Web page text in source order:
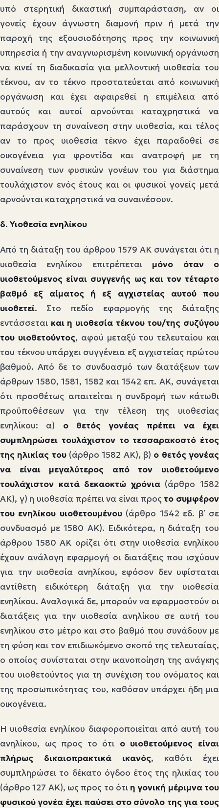
υπό στερητική δικαστική συμπαράσταση, αν οι
γονείς έχουν άγνωστη διαμονή πριν ή μετά την
παροχή της εξουσιοδότησης προς την κοινωνική
υπηρεσία ή την αναγνωρισμένη κοινωνική οργάνωση
να κινεί τη διαδικασία για μελλοντική υιοθεσία του
τέκνου, αν το τέκνο προστατεύεται από κοινωνική
οργάνωση και έχει αφαιρεθεί η επιμέλεια από
αυτούς και αυτοί αρνούνται καταχρηστικά να
παράσχουν τη συναίνεση στην υιοθεσία, και τέλος
αν το προς υιοθεσία τέκνο έχει παραδοθεί σε
οικογένεια για φροντίδα και ανατροφή με τη
συναίνεση των φυσικών γονέων του για διάστημα
τουλάχιστον ενός έτους και οι φυσικοί γονείς μετά
αρνούνται καταχρηστικά να συναινέσουν.
δ. Υιοθεσία ενηλίκου
Από τη διάταξη του άρθρου 1579 ΑΚ συνάγεται ότι η
υιοθεσία ενηλίκου επιτρέπεται μόνο όταν ο
υιοθετούμενος είναι συγγενής ως και τον τέταρτο
βαθμό εξ αίματος ή εξ αγχιστείας αυτού που
υιοθετεί. Στο πεδίο εφαρμογής της διάταξης
εντάσσεται και η υιοθεσία τέκνου του/της συζύγου
του υιοθετούντος, αφού μεταξύ του τελευταίου και
του τέκνου υπάρχει συγγένεια εξ αγχιστείας πρώτου
βαθμού. Από δε το συνδυασμό των διατάξεων των
άρθρων 1580, 1581, 1582 και 1542 επ. ΑΚ, συνάγεται
ότι προσθέτως απαιτείται η συνδρομή των κάτωθι
προϋποθέσεων για την τέλεση της υιοθεσίας
ενηλίκου: α) ο θετός γονέας πρέπει να έχει
συμπληρώσει τουλάχιστον το τεσσαρακοστό έτος
της ηλικίας του(άρθρο 1582 ΑΚ), β) ο θετός γονέας
να είναι μεγαλύτερος από τον υιοθετούμενο
τουλάχιστον κατά δεκαοκτώ χρόνια(άρθρο 1582
ΑΚ), γ) η υιοθεσία πρέπει να είναι προς το συμφέρον
του ενηλίκου υιοθετουμένου(άρθρο 1542 εδ. β΄ σε
συνδυασμό με 1580 ΑΚ). Ειδικότερα, η διάταξη του
άρθρου 1580 ΑΚ ορίζει ότι στην υιοθεσία ενηλίκου
έχουν ανάλογη εφαρμογή οι διατάξεις που ισχύουν
για την υιοθεσία ανηλίκου, εφόσον δεν υφίσταται
αντίθετη ειδικότερη διάταξη για την υιοθεσία
ενηλίκου. Αναλογικά δε, μπορούν να εφαρμοστούν οι
διατάξεις για την υιοθεσία ανηλίκου σε αυτή του
ενηλίκου στο μέτρο και στο βαθμό που συνάδουν με
τη φύση και τον επιδιωκόμενο σκοπό της τελευταίας,
ο οποίος συνίσταται στην ικανοποίηση της ανάγκης
του υιοθετούντος για τη συνέχιση του ονόματος και
της προσωπικότητας του, καθόσον υπάρχει ήδη μια
οικογένεια.
Η υιοθεσία ενηλίκου διαφοροποιείται από αυτή του
ανηλίκου, ως προς το ότι ο υιοθετούμενος είναι
πλήρως δικαιοπρακτικά ικανός, καθότι έχει
συμπληρώσει το δέκατο όγδοο έτος της ηλικίας του
(άρθρο 127 ΑΚ), ως προς το ότι η γονική μέριμνα του
φυσικού γονέα έχει παύσει στο σύνολο της για τους